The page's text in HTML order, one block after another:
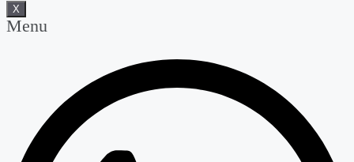
X
Menu